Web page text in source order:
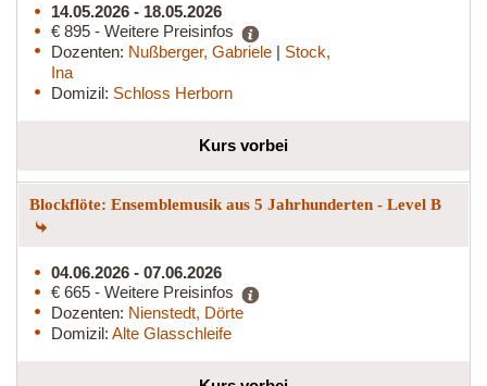
14.05.2026 - 18.05.2026
€ 895 - Weitere Preisinfos
Dozenten: Nußberger, Gabriele | Stock,
Ina
Domizil: Schloss Herborn
Kurs vorbei
Blockflöte: Ensemblemusik aus 5 Jahrhunderten - Level B
04.06.2026 - 07.06.2026
€ 665 - Weitere Preisinfos
Dozenten: Nienstedt, Dörte
Domizil: Alte Glasschleife